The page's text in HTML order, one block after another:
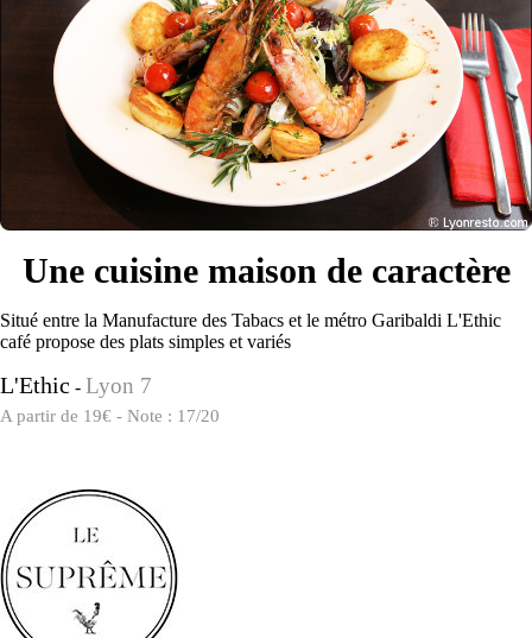
Une cuisine maison de caractère
Situé entre la Manufacture des Tabacs et le métro Garibaldi L'Ethic
café propose des plats simples et variés
L'Ethic - Lyon 7
A partir de 19€ - Note : 17/20